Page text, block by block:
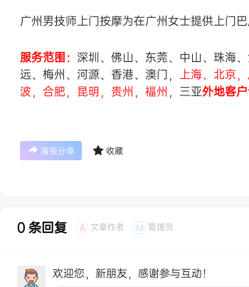
广州男技师上门按摩为在广州女士提供上门
服务范围： 深圳、佛山、东莞、中山、珠海
远、梅州、河源、香港、澳门， 上海、北京
波，合肥，昆明，贵州，福州 ，三亚外地客
海报分享 收藏
0 条回复 A 文章作者 M 管理员
欢迎您，新朋友，感谢参与互动！